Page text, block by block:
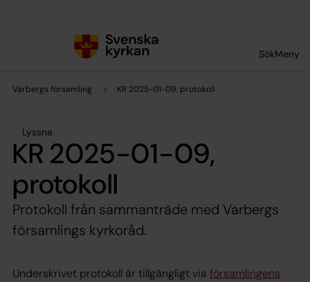
SökMeny
Varbergs församling KR 2025-01-09, protokoll
Lyssna
KR 2025-01-09,
protokoll
Protokoll från sammanträde med Varbergs
församlings kyrkoråd.
Underskrivet protokoll är tillgängligt via församlingens